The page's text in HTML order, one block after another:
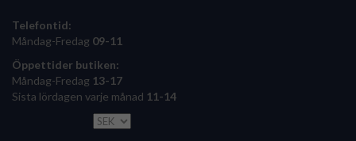
Telefontid:
Måndag-Fredag 09-11
Öppettider butiken:
Måndag-Fredag 13-17
Sista lördagen varje månad 11-14